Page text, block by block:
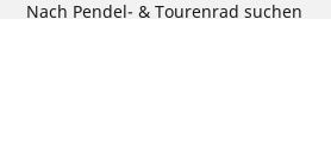
Nach Pendel- & Tourenrad suchen